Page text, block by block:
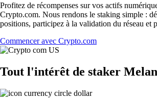
Profitez de récompenses sur vos actifs
Crypto.com. Nous rendons le staking simple :
positions, participez à la validation du réseau et
Commencer avec Crypto.com
Tout l'intérêt de staker